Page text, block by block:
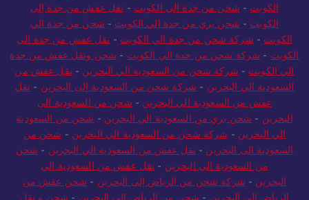
الكويت - شحن من جدة الى الكويت - نقل عفش من جدة إلى
الكويت - شحن بري من جدة الي الكويت - شحن من جدة الي
الكويت - شركة شحن من جدة الي الكويت - نقل عفش من جدة الى
الكويت - شركة شحن من جدة الي الكويت - شحن ونقل عفش من جدة
الي الكويت - شركة شحن من السعودية الي البحرين - نقل عفش من
السعودية الي البحرين - شركة شحن من السعودية إلى البحرين - نقل
عفش من السعودية الي البحرين - شحن من السعودية الى
البحرين - شحن بري من السعودية الي البحرين - شحن من السعودية
الي البحرين - شركة شحن من السعودية الي البحرين - شحن من
السعودية الى البحرين - نقل عفش من السعودية الي البحرين - شحن
من السعودية الي البحرين - نقل عفش من السعودية الي
البحرين - شركة شحن من الرياض إلى البحرين - شحن عفش من
الرياض الى البحرين - شحن من الرياض الى البحرين - شحن و نقل